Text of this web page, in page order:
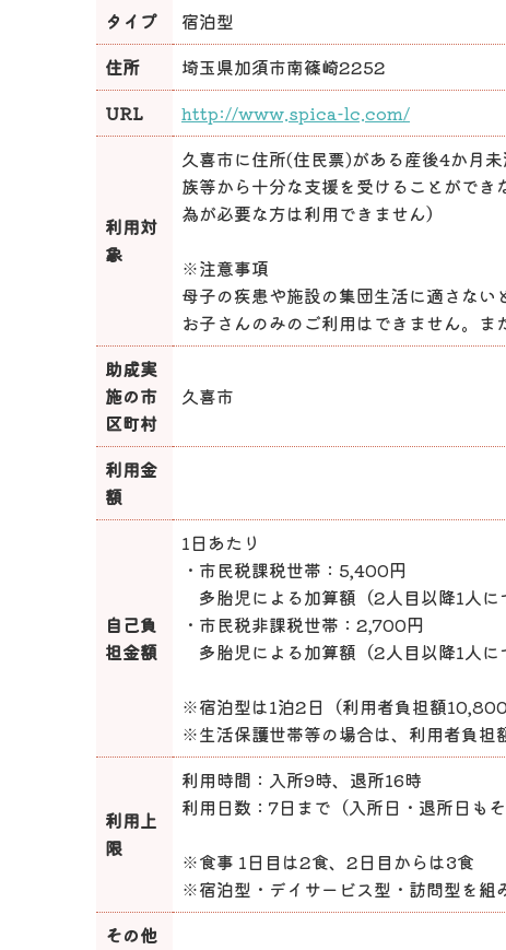
タイプ
宿泊型
住所
埼玉県加須市南篠崎2252
URL
http://www.spica-lc.com/
利用対
象
久喜市に住所(住民票)がある産後4か月
族等から十分な支援を受けることがで
為が必要な方は利用できません）
※注意事項
母子の疾患や施設の集団生活に適さない
お子さんのみのご利用はできません。ま
助成実
施の市
区町村
久喜市
利用金
額
自己負
担金額
1日あたり
・市民税課税世帯：5,400円
多胎児による加算額（2人目以降1人
・市民税非課税世帯：2,700円
多胎児による加算額（2人目以降1人に
※宿泊型は1泊2日（利用者負担額10,800
※生活保護世帯等の場合は、利用者負担
利用上
限
利用時間：入所9時、退所16時
利用日数：7日まで（入所日・退所日も
※食事 1日目は2食、2日目からは3食
※宿泊型・デイサービス型・訪問型を組
その他